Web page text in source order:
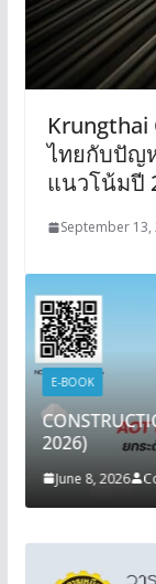
Krungthai
ไทยกับปัญ
แนวโน้มปี
September 13,
E-BOOK
2026)
June 8, 2026